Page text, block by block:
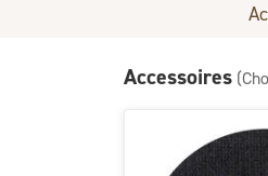
Accessoires